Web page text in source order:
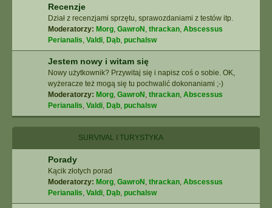
Recenzje
Dział z recenzjami sprzętu, sprawozdaniami z testów itp.
Moderatorzy: Morg, GawroN , thrackan, Abscessus
Perianalis, Valdi, Dąb, puchalsw
Jestem nowy i witam się
Nowy użytkownik? Przywitaj się i napisz coś o sobie. OK,
wyżeracze też mogą się tu pochwalić dokonaniami ;-)
Moderatorzy: Morg, GawroN , thrackan, Abscessus
Perianalis, Valdi, Dąb, puchalsw
SURVIVAL I TURYSTYKA
Porady
Kącik złotych porad
Moderatorzy: Morg, GawroN , thrackan, Abscessus
Perianalis, Valdi, Dąb, puchalsw